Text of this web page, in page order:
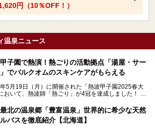
円（10％OFF！）
温泉ニュース
子園で熱演！熱ごりの活動拠点「湯屋・サー
でバルクオムのスキンケアがもらえる
5月19日（月）に開催された「熱波甲子園2025春大
おいて、熱波師「熱ごり」が4冠を達成しました！
である北海道の銭湯「湯屋・サーモン」にて、メンズ
ケアブランド バルクオムの「ONE DAY KIT」を数量
プレゼントいたします。
北の温泉郷「豊富温泉」世界的に希少な天然
バスを徹底紹介【北海道】